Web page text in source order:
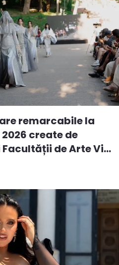
remarcabile la
create de
de Arte Vi...